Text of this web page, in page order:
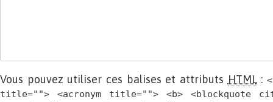
Vous pouvez utiliser ces balises et attributs HTML:
title=""> <acronym title=""> <b> <blockquote